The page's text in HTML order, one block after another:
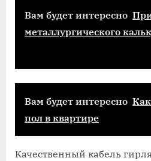
Вам будет интересно
металлургического
Вам будет интересно
пол в квартире
Качественный кабель